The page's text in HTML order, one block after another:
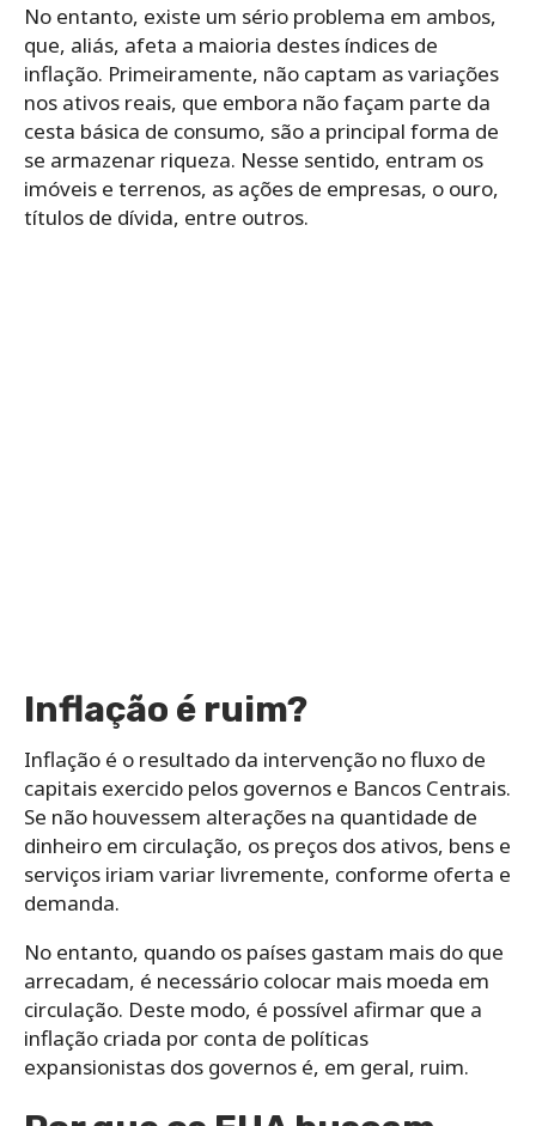
No entanto, existe um sério problema em ambos,
que, aliás, afeta a maioria destes índices de
inflação. Primeiramente, não captam as variações
nos ativos reais, que embora não façam parte da
cesta básica de consumo, são a principal forma de
se armazenar riqueza. Nesse sentido, entram os
imóveis e terrenos, as ações de empresas, o ouro,
títulos de dívida, entre outros.
Inflação é ruim?
Inflação é o resultado da intervenção no fluxo de
capitais exercido pelos governos e Bancos Centrais.
Se não houvessem alterações na quantidade de
dinheiro em circulação, os preços dos ativos, bens e
serviços iriam variar livremente, conforme oferta e
demanda.
No entanto, quando os países gastam mais do que
arrecadam, é necessário colocar mais moeda em
circulação. Deste modo, é possível afirmar que a
inflação criada por conta de políticas
expansionistas dos governos é, em geral, ruim.